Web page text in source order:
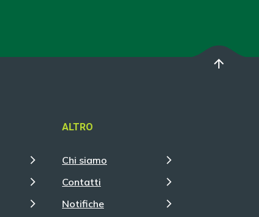
arrow_upward
ALTRO
Chi siamo
Contatti
Notifiche